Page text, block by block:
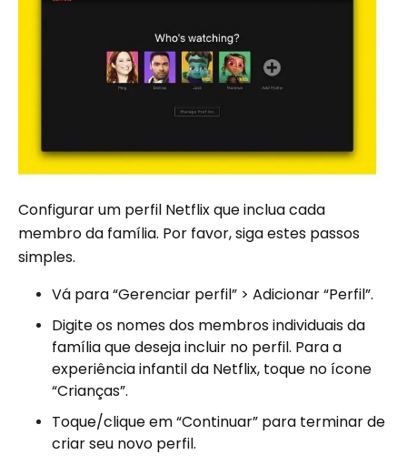
Configurar um perfil Netflix que inclua cada
membro da família. Por favor, siga estes passos
simples.
Vá para “Gerenciar perfil” > Adicionar “Perfil”.
Digite os nomes dos membros individuais da
família que deseja incluir no perfil. Para a
experiência infantil da Netflix, toque no ícone
“Crianças”.
Toque/clique em “Continuar” para terminar de
criar seu novo perfil.